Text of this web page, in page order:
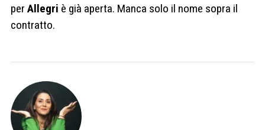
per Allegri è già aperta. Manca solo il nome sopra il
contratto.